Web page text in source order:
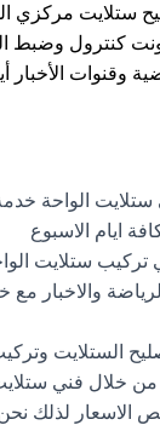
ستلايت مركزي
كنترول وضبط
وقنوات
ستلايت الواحة
ايام الاسبوع
تركيب ستلايت
والاخبار
الستلايت
من خلال فني
الاسعار لذلك